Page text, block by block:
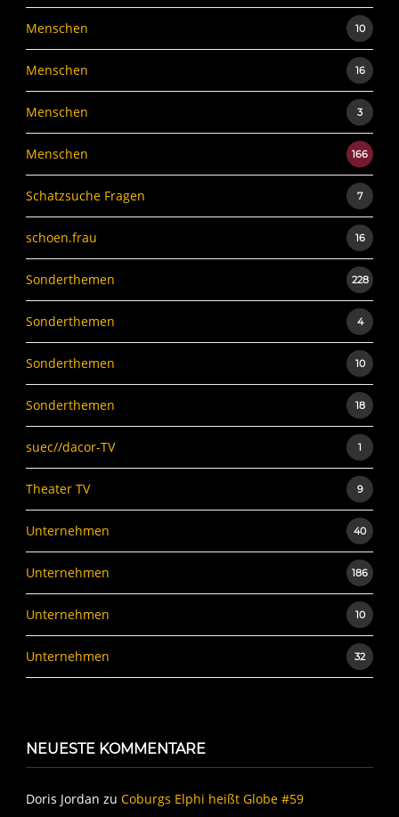
Menschen 10
Menschen 16
Menschen 3
Menschen 166
Schatzsuche Fragen 7
schoen.frau 16
Sonderthemen 228
Sonderthemen 4
Sonderthemen 10
Sonderthemen 18
suec//dacor-TV 1
Theater TV 9
Unternehmen 40
Unternehmen 186
Unternehmen 10
Unternehmen 32
NEUESTE KOMMENTARE
Doris Jordan zu Coburgs Elphi heißt Globe #59